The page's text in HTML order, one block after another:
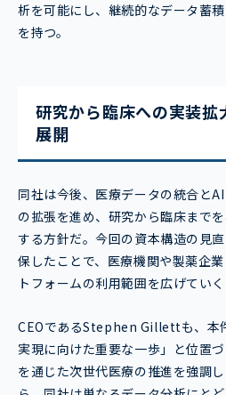
析を可能にし、継続的なデータ蓄
を持つ。
研究から臨床への実装拡
展開
同社は今後、医療データの統合と
の拡張を進め、研究から臨床まで
する方針だ。今回の資本構造の見
保したことで、医療機関や製薬企
トフォームの利用範囲を広げていく
CEOであるStephen Gillettも、
実現に向けた重要な一歩」と位置
を通じた次世代医療の推進を強調